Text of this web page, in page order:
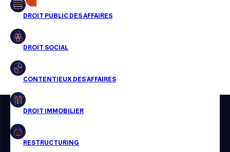
Droit public des affaires
Droit social
Droit immobilier
Restructuring
transactions, jour après
jour
Aucun résultats pour cette recherche